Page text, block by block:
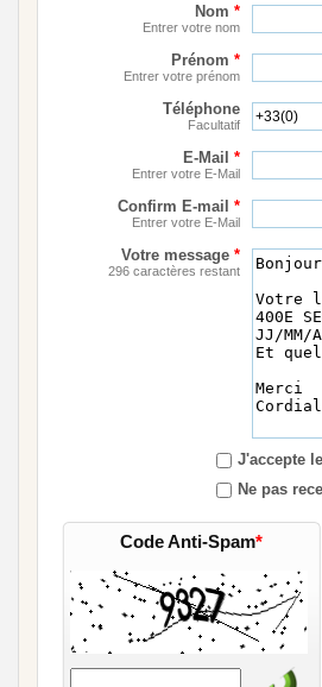
Nom *
Entrer votre nom
Prénom *
Entrer votre prénom
Téléphone
Facultatif
E-Mail *
Entrer votre E-Mail
Confirm E-mail *
Entrer votre E-Mail
Votre message *
296 caractères restant
J'accepte
Ne pas
Code Anti-Spam*